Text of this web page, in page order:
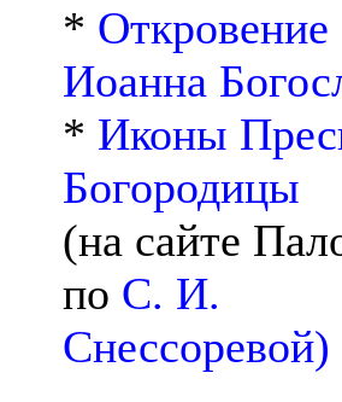
* Откровение
Иоанна
* Иконы
Богородицы
(на сайте
по С. И.
Снессоревой)